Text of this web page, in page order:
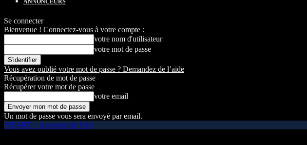
ANNONCEURS
Se connecter
Bienvenue ! Connectez-vous à votre compte :
votre nom d'utilisateur
votre mot de passe
Vous avez oublié votre mot de passe ? Demandez de l’aide
Récupération de mot de passe
Récupérer votre mot de passe
votre email
Un mot de passe vous sera envoyé par email.
HEART – Au coeur de l'Art